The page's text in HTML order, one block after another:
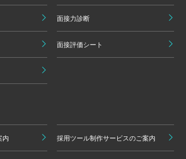
面接力診断
面接評価シート
内 採用ツール制作サービスのご案内